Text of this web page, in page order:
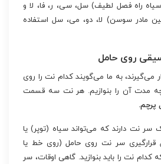
راه فصل لطیف) سل، سی، ر، فا، لا و
مادر سوسن) لا، دو، می، سل استفاده
روی حامل
می‌گیرند، به ما می‌گویند کدام نت را روی
چه مدت آن را بنوازیم. هر نت سه قسمت
پرچم.
نت دارند که می‌تواند سیاه (توپر) یا
سر نت روی حامل (روی خط یا
نت را باید بنوازید. گاهی اوقات، سر